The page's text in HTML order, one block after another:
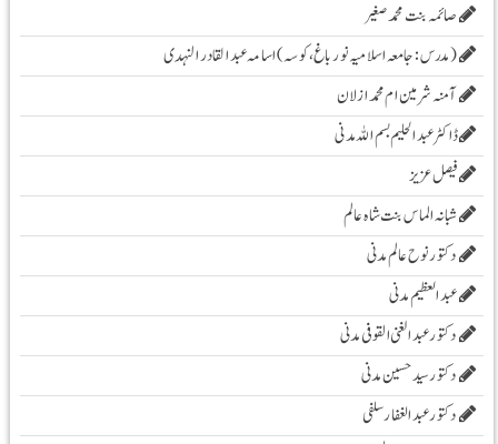
صائمہ بنت محمد صغیر
( مدرس :جامعہ اسلامیہ نور باغ، کوسہ )اسامہ عبد القادر النہدی
آمنہ شرمین ام محمد ازلان
ڈاکٹر عبد الحلیم بسم اللہ مدنی
فیصل عزیز
شبانہ الماس بنت شاہ عالم
دکتور نوح عالم مدنی
عبد العظیم مدنی
دکتور عبد الغنی القوفی مدنی
دکتور سید حسین مدنی
دکتور عبدالغفار سلفی